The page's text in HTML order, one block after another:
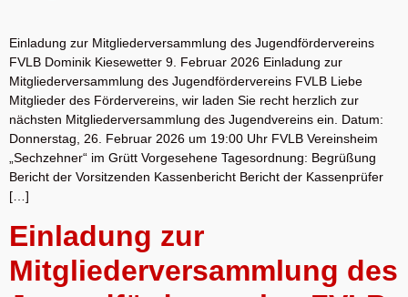
Einladung zur Mitgliederversammlung des Jugendfördervereins
FVLB Dominik Kiesewetter 9. Februar 2026 Einladung zur
Mitgliederversammlung des Jugendfördervereins FVLB Liebe
Mitglieder des Fördervereins, wir laden Sie recht herzlich zur
nächsten Mitgliederversammlung des Jugendvereins ein. Datum:
Donnerstag, 26. Februar 2026 um 19:00 Uhr FVLB Vereinsheim
„Sechzehner“ im Grütt Vorgesehene Tagesordnung: Begrüßung
Bericht der Vorsitzenden Kassenbericht Bericht der Kassenprüfer
[…]
Einladung zur
Mitgliederversammlung des